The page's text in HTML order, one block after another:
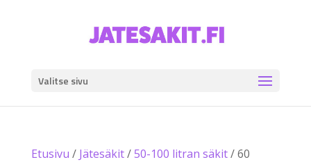
Valitse sivu
Etusivu / Jätesäkit/50-100 litran säkit/ 60